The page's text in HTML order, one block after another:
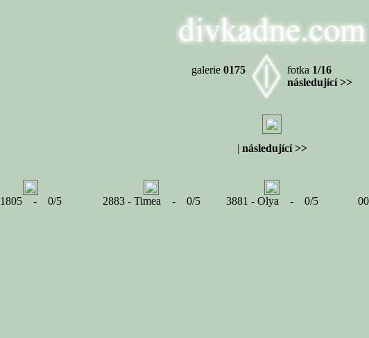
galerie 0175 fotka 1/16
následující >>
| následující >>
1805 - 0/5 2883 - Timea - 0/5 3881 - Olya - 0/5